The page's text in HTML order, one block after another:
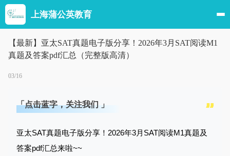
上海蒲公英教育
【最新】亚太SAT真题电子版分享！2026年3月SAT阅读M1
真题及答案pdf汇总（完整版高清）
03/16
「点击蓝字，关注我们 」
亚太SAT真题电子版分享！ 2026年3月SAT阅读M1真题及
答案pdf汇总来啦~~